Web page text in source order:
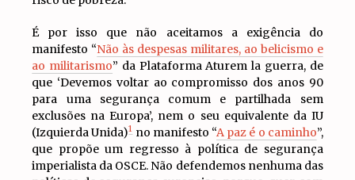
É por isso que não aceitamos a exigência do
manifesto “Não às despesas militares, ao belicismo e
ao militarismo” da Plataforma Aturem la guerra, de
que ‘Devemos voltar ao compromisso dos anos 90
para uma segurança comum e partilhada sem
exclusões na Europa’, nem o seu equivalente da IU
(Izquierda Unida)1no manifesto “A paz é o caminho”,
que propõe um regresso à política de segurança
imperialista da OSCE. Não defendemos nenhuma das